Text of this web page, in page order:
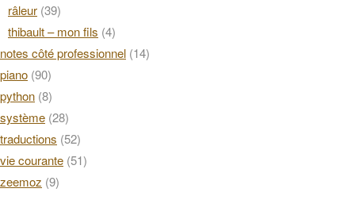
râleur (39)
thibault – mon fils (4)
notes côté professionnel (14)
piano (90)
python (8)
système (28)
traductions (52)
vie courante (51)
zeemoz (9)